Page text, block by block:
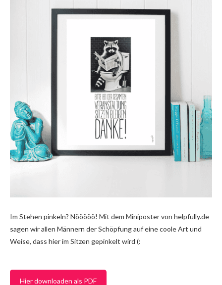
Im Stehen pinkeln? Nööööö! Mit dem Miniposter von helpfully.de
sagen wir allen Männern der Schöpfung auf eine coole Art und
Weise, dass hier im Sitzen gepinkelt wird (:
Hier downloaden als PDF